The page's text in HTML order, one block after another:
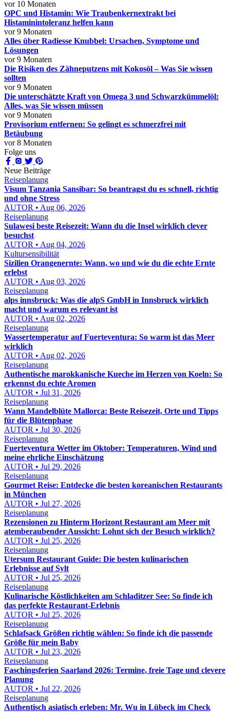
vor 10 Monaten
OPC und Histamin: Wie Traubenkernextrakt bei
Histaminintoleranz helfen kann
vor 9 Monaten
Alles über Radiesse Knubbel: Ursachen, Symptome und
Lösungen
vor 9 Monaten
Die Risiken des Zähneputzens mit Kokosöl – Was Sie wissen
sollten
vor 9 Monaten
Die unterschätzte Kraft von Omega 3 und Schwarzkümmelöl:
Alles, was Sie wissen müssen
vor 9 Monaten
Provisorium entfernen: So gelingt es schmerzfrei mit
Betäubung
vor 8 Monaten
Folge uns
Neue Beiträge
Reiseplanung
Visum Tanzania Sansibar: So beantragst du es schnell, richtig
und ohne Stress
AUTOR • Aug 06, 2026
Reiseplanung
Sulawesi beste Reisezeit: Wann du die Insel wirklich clever
besuchst
AUTOR • Aug 04, 2026
Kultursensibilität
Sizilien Orangenernte: Wann, wo und wie du die echte Ernte
erlebst
AUTOR • Aug 03, 2026
Reiseplanung
alps innsbruck: Was die alpS GmbH in Innsbruck wirklich
macht und warum es relevant ist
AUTOR • Aug 02, 2026
Reiseplanung
Wassertemperatur auf Fuerteventura: So warm ist das Meer
wirklich
AUTOR • Aug 02, 2026
Reiseplanung
Authentische marokkanische Kueche im Herzen von Koeln: So
erkennst du echte Aromen
AUTOR • Jul 31, 2026
Reiseplanung
Wann Mandelblüte Mallorca: Beste Reisezeit, Orte und Tipps
für die Blütenphase
AUTOR • Jul 30, 2026
Reiseplanung
Fuerteventura Wetter im Oktober: Temperaturen, Wind und
meine ehrliche Einschätzung
AUTOR • Jul 29, 2026
Reiseplanung
Gourmet Reise: Entdecke die besten koreanischen Restaurants
in München
AUTOR • Jul 27, 2026
Reiseplanung
Rezensionen zu Hinterm Horizont Restaurant am Meer mit
atemberaubender Aussicht: Lohnt sich der Besuch wirklich?
AUTOR • Jul 25, 2026
Reiseplanung
Utersum Restaurant Guide: Die besten kulinarischen
Erlebnisse auf Sylt
AUTOR • Jul 25, 2026
Reiseplanung
Kulinarische Köstlichkeiten am Schladitzer See: So finde ich
das perfekte Restaurant-Erlebnis
AUTOR • Jul 25, 2026
Reiseplanung
Schlafsack Größen richtig wählen: So finde ich die passende
Größe für mein Baby
AUTOR • Jul 23, 2026
Reiseplanung
Faschingsferien Saarland 2026: Termine, freie Tage und clevere
Planung
AUTOR • Jul 22, 2026
Reiseplanung
Authentisch asiatisch erleben: Mr. Wu in Lübeck im Check